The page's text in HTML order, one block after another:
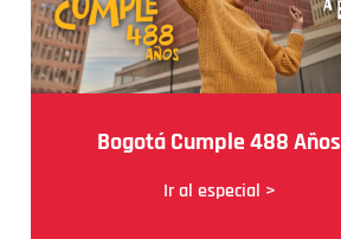
Bogotá Cumple 488 Años
Ir al especial >